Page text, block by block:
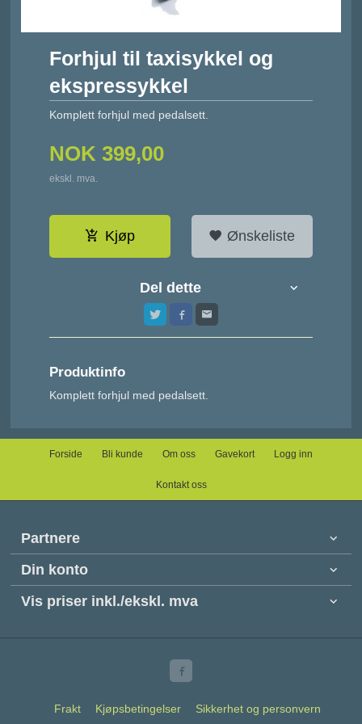
Forhjul til taxisykkel og
ekspressykkel
Komplett forhjul med pedalsett.
NOK 399,00
ekskl. mva.
Kjøp Ønskeliste
Del dette
Produktinfo
Komplett forhjul med pedalsett.
Forside Bli kunde Om oss Gavekort Logg inn
Kontakt oss
Partnere
Din konto
Vis priser inkl./ekskl. mva
Frakt Kjøpsbetingelser Sikkerhet og personvern